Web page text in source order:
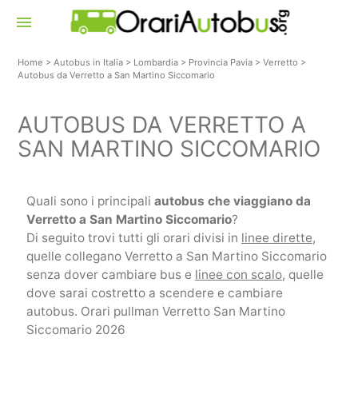
menu
Home >Autobus in Italia > Lombardia > Provincia Pavia >Verretto >
Autobus da Verretto a San Martino Siccomario
AUTOBUS DA VERRETTO A
SAN MARTINO SICCOMARIO
Quali sono i principali autobus che viaggiano da
Verretto a San Martino Siccomario?
Di seguito trovi tutti gli orari divisi in linee dirette,
quelle collegano Verretto a San Martino Siccomario
senza dover cambiare bus e linee con scalo, quelle
dove sarai costretto a scendere e cambiare
autobus. Orari pullman Verretto San Martino
Siccomario 2026